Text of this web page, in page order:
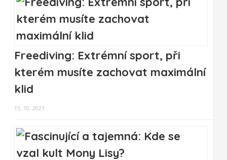
Freediving: Extrémní sport, při
kterém musíte zachovat maximální
klid
15. 10. 2021